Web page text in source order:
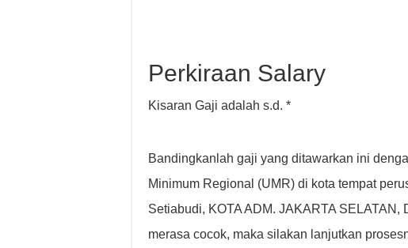
Perkiraan Salary
Kisaran Gaji adalah s.d. *
Bandingkanlah gaji yang ditawarkan ini
Minimum Regional (UMR) di kota tempat
Setiabudi, KOTA ADM. JAKARTA
merasa cocok, maka silakan lanjutkan